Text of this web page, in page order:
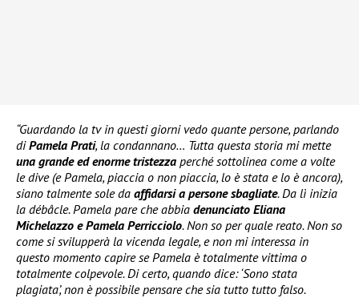
“Guardando la tv in questi giorni vedo quante persone, parlando
diPamela Prati, la condannano… Tutta questa storia mi mette
una grande ed enorme tristezza perché sottolinea come a volte
le dive (e Pamela, piaccia o non piaccia, lo è stata e lo è ancora),
siano talmente sole da affidarsi a persone sbagliate. Da lì inizia
la débâcle. Pamela pare che abbia denunciato Eliana
Michelazzo e Pamela Perricciolo. Non so per quale reato. Non so
come si svilupperà la vicenda legale, e non mi interessa in
questo momento capire se Pamela è totalmente vittima o
totalmente colpevole. Di certo, quando dice: ‘Sono stata
plagiata’, non è possibile pensare che sia tutto tutto falso.